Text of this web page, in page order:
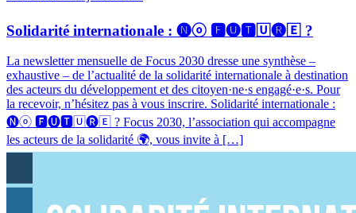
Solidarité internationale : 🅝ⓞ 🅵🅤🆃🅄🅡🄴 ?
La newsletter mensuelle de Focus 2030 dresse une synthèse –
exhaustive – de l’actualité de la solidarité internationale à destination
des acteurs du développement et des citoyen·ne·s engagé·e·s. Pour
la recevoir, n’hésitez pas à vous inscrire. Solidarité internationale :
🅝ⓞ 🅵🅤🆃🅄🅡🄴 ? Focus 2030, l’association qui accompagne
les acteurs de la solidarité 🌍, vous invite à […]